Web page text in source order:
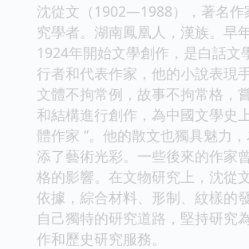
沈從文（1902—1988），著名作
究學者。湖南鳳凰人，漢族。早
1924年開始文學創作，是白話文
行者和代表作家，他的小說表現
文體不拘常例，故事不拘常格，
和結構進行創作，為中國文學史
體作家 ”。他的散文也獨具魅力
添了藝術光彩。一些後來的作家
格的影響。在文物研究上，沈從
依據，綜合材料、形制、紋樣的
自己獨特的研究道路，堅持研究
作和歷史研究服務。